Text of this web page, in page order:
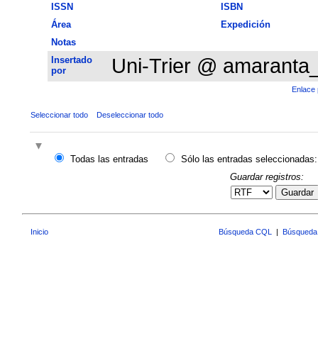
ISSN
ISBN
Área
Expedición
Notas
Insertado
por
Uni-Trier @
Enlace
Seleccionar todo Deseleccionar todo
Todas las entradas
Sólo las entradas seleccionadas:
Guardar registros:
Guardar
Inicio Búsqueda CQL